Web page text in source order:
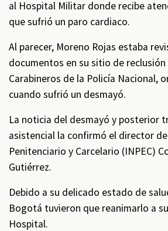
al Hospital Militar donde recibe
que sufrió un paro cardiaco.
Al parecer, Moreno Rojas estaba
documentos en su sitio de reclusión
Carabineros de la Policía Nacional,
cuando sufrió un desmayó.
La noticia del desmayó y posterior
asistencial la confirmó el director
Penitenciario y Carcelario (INPEC)
Gutiérrez.
Debido a su delicado estado de
Bogotá tuvieron que reanimarlo a
Hospital.